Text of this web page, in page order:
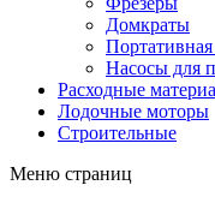
Домкраты
Портативная
Насосы для
Расходные
Лодочные моторы
Строительные
Меню страниц